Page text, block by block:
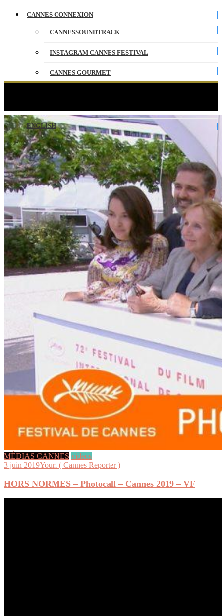
CANNES CONNEXION
CANNESSOUNDTRACK
INSTAGRAM CANNES FESTIVAL
CANNES GOURMET
ENGLISH
MÉDIAS CANNES videos
3 juin 2019Youri ( Cannes Reporter )
HORS NORMES – Photocall – Cannes 2019 – VF